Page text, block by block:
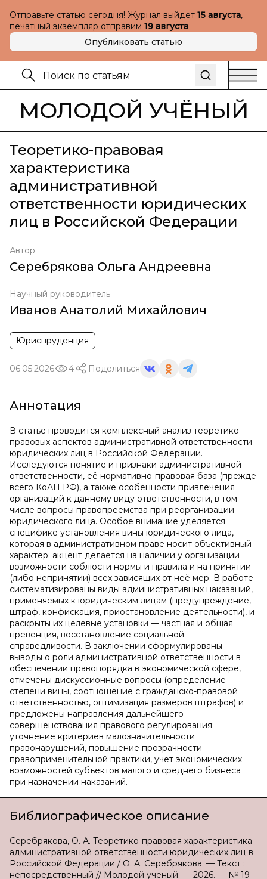
Отправьте статью сегодня! Журнал выйдет 15 августа,
печатный экземпляр отправим 19 августа
Опубликовать статью
МОЛОДОЙ УЧЁНЫЙ
Теоретико-правовая
характеристика
административной
ответственности юридических
лиц в Российской Федерации
Автор
Серебрякова Ольга Андреевна
Научный руководитель
Иванов Анатолий Михайлович
Юриспруденция
06.05.2026 4 Поделиться
Аннотация
В статье проводится комплексный анализ теоретико-
правовых аспектов административной ответственности
юридических лиц в Российской Федерации.
Исследуются понятие и признаки административной
ответственности, её нормативно-правовая база (прежде
всего КоАП РФ), а также особенности привлечения
организаций к данному виду ответственности, в том
числе вопросы правопреемства при реорганизации
юридического лица. Особое внимание уделяется
специфике установления вины юридического лица,
которая в административном праве носит объективный
характер: акцент делается на наличии у организации
возможности соблюсти нормы и правила и на принятии
(либо непринятии) всех зависящих от неё мер. В работе
систематизированы виды административных наказаний,
применяемых к юридическим лицам (предупреждение,
штраф, конфискация, приостановление деятельности), и
раскрыты их целевые установки — частная и общая
превенция, восстановление социальной
справедливости. В заключении сформулированы
выводы о роли административной ответственности в
обеспечении правопорядка в экономической сфере,
отмечены дискуссионные вопросы (определение
степени вины, соотношение с гражданско-правовой
ответственностью, оптимизация размеров штрафов) и
предложены направления дальнейшего
совершенствования правового регулирования:
уточнение критериев малозначительности
правонарушений, повышение прозрачности
правоприменительной практики, учёт экономических
возможностей субъектов малого и среднего бизнеса
при назначении наказаний.
Библиографическое описание
Серебрякова, О. А. Теоретико-правовая характеристика
административной ответственности юридических лиц в
Российской Федерации / О. А. Серебрякова. — Текст :
непосредственный // Молодой ученый. — 2026. — № 19